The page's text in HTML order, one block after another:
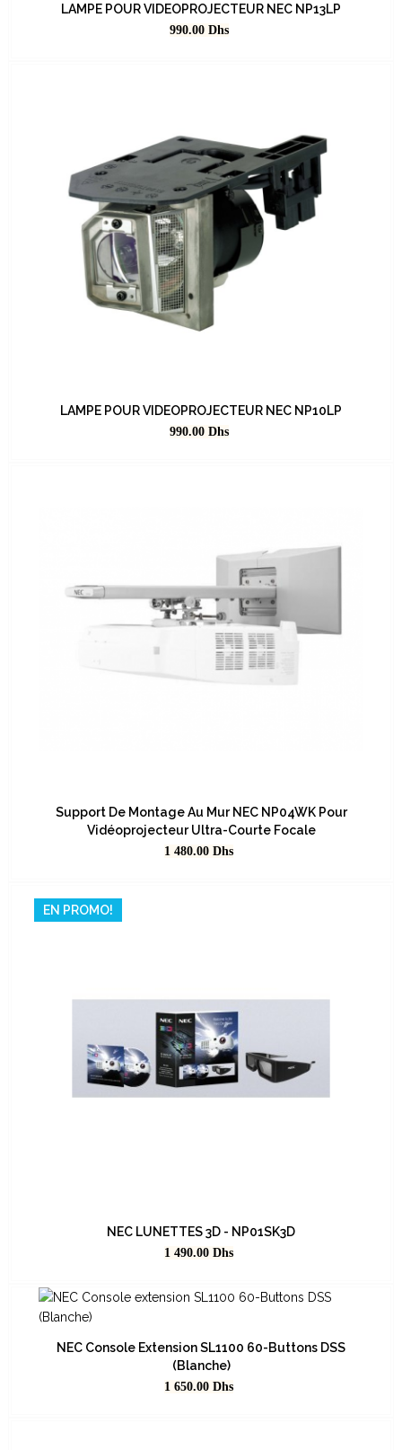
LAMPE POUR VIDEOPROJECTEUR NEC NP13LP
Prix
990.00 Dhs
LAMPE POUR VIDEOPROJECTEUR NEC NP10LP
Prix
990.00 Dhs
Support De Montage Au Mur NEC NP04WK Pour
Vidéoprojecteur Ultra-Courte Focale
Prix
1 480.00 Dhs
EN PROMO!
NEC LUNETTES 3D - NP01SK3D
Prix
1 490.00 Dhs
NEC Console Extension SL1100 60-Buttons DSS
(Blanche)
Prix
1 650.00 Dhs